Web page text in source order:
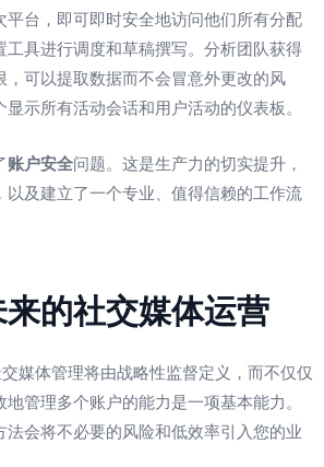
平台，即可即时安全地访问他们所有分配
工具进行调度和草稿撰写。分析团队获得
，可以提取数据而不会冒意外更改的风
示所有活动会话和用户活动的仪表板。
账户安全问题。这是生产力的切实提升，
以及建立了一个专业、值得信赖的工作流
的社交媒体运营
媒体管理将由战略性监督定义，而不仅仅
管理多个账户的能力是一项基本能力。
法会将不必要的风险和低效率引入您的业